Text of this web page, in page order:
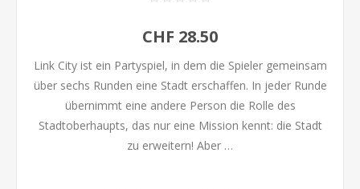
CHF 28.50
Link City ist ein Partyspiel, in dem die Spieler gemeinsam
über sechs Runden eine Stadt erschaffen. In jeder Runde
übernimmt eine andere Person die Rolle des
Stadtoberhaupts, das nur eine Mission kennt: die Stadt
zu erweitern! Aber …